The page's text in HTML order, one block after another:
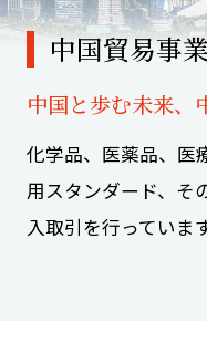
中国貿易事業
中国と歩む未来、
化学品、医薬品、医
用スタンダード、そ
入取引を行っています